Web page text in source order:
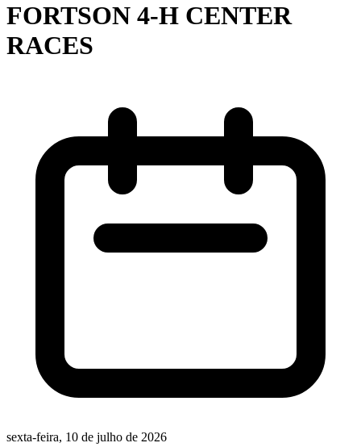
FORTSON 4-H CENTER
RACES
sexta-feira, 10 de julho de 2026